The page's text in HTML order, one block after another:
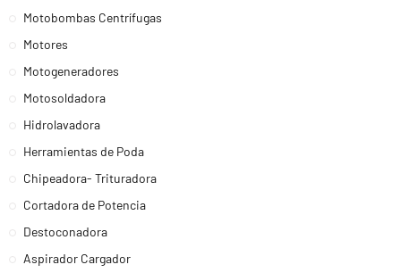
Motobombas Centrífugas
Motores
Motogeneradores
Motosoldadora
Hidrolavadora
Herramientas de Poda
Chipeadora- Trituradora
Cortadora de Potencia
Destoconadora
Aspirador Cargador